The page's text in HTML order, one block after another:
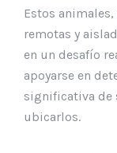
Estos animales,
remotas y
en un desafío
apoyarse en
significativa de
ubicarlos.